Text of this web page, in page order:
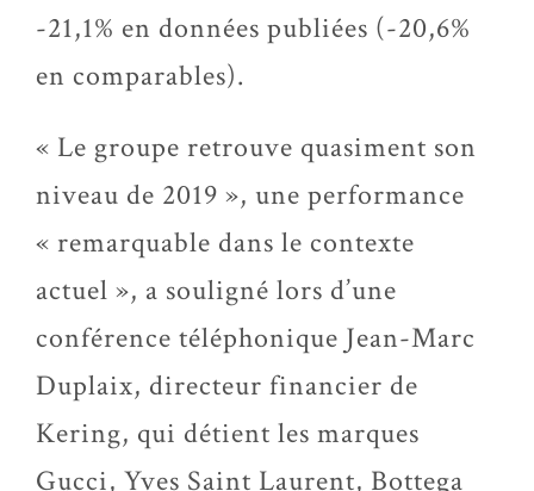
-21,1% en données publiées (-20,6%
en comparables).
« Le groupe retrouve quasiment son
niveau de 2019 », une performance
« remarquable dans le contexte
actuel », a souligné lors d’une
conférence téléphonique Jean-Marc
Duplaix, directeur financier de
Kering, qui détient les marques
Gucci, Yves Saint Laurent, Bottega